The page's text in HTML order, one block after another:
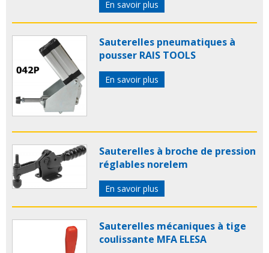
En savoir plus
Sauterelles pneumatiques à
pousser RAIS TOOLS
En savoir plus
Sauterelles à broche de pression
réglables norelem
En savoir plus
Sauterelles mécaniques à tige
coulissante MFA ELESA